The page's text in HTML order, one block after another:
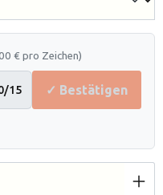
€ pro Zeichen)
/15 ✓ Bestätigen
gewünschten